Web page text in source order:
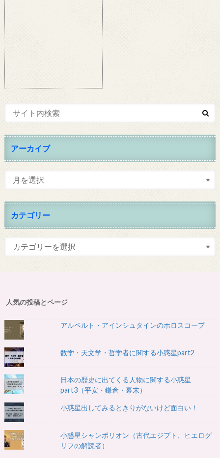
アーカイブ
カテゴリー
人気の投稿とページ
アルベルト・アインシュタインのホロスコープ
数学・天文学・哲学者に関する小惑星part2
日本の歴史に出てくる人物に関する小惑星
part3（平安・鎌倉・幕末）
小惑星出してみるときりがないけど面白い！
小惑星シャンポリオン（古代エジプト、ヒエログ
リフの解読者）